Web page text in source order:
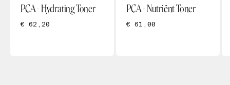
PCA - Hydrating Toner
€ 62,20
PCA - Nutriënt Toner
€ 61,00